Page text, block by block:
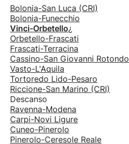
Bolonia-San Luca (CRI)
Bolonia-Funecchio
Vinci-Orbetello¿
Orbetello-Frascati
Frascati-Terracina
Cassino-San Giovanni Rotondo
Vasto-L'Aquila
Tortoredo Lido-Pesaro
Riccione-San Marino (CRI)
Descanso
Ravenna-Modena
Carpi-Novi Ligure
Cuneo-Pinerolo
Pinerolo-Ceresole Reale